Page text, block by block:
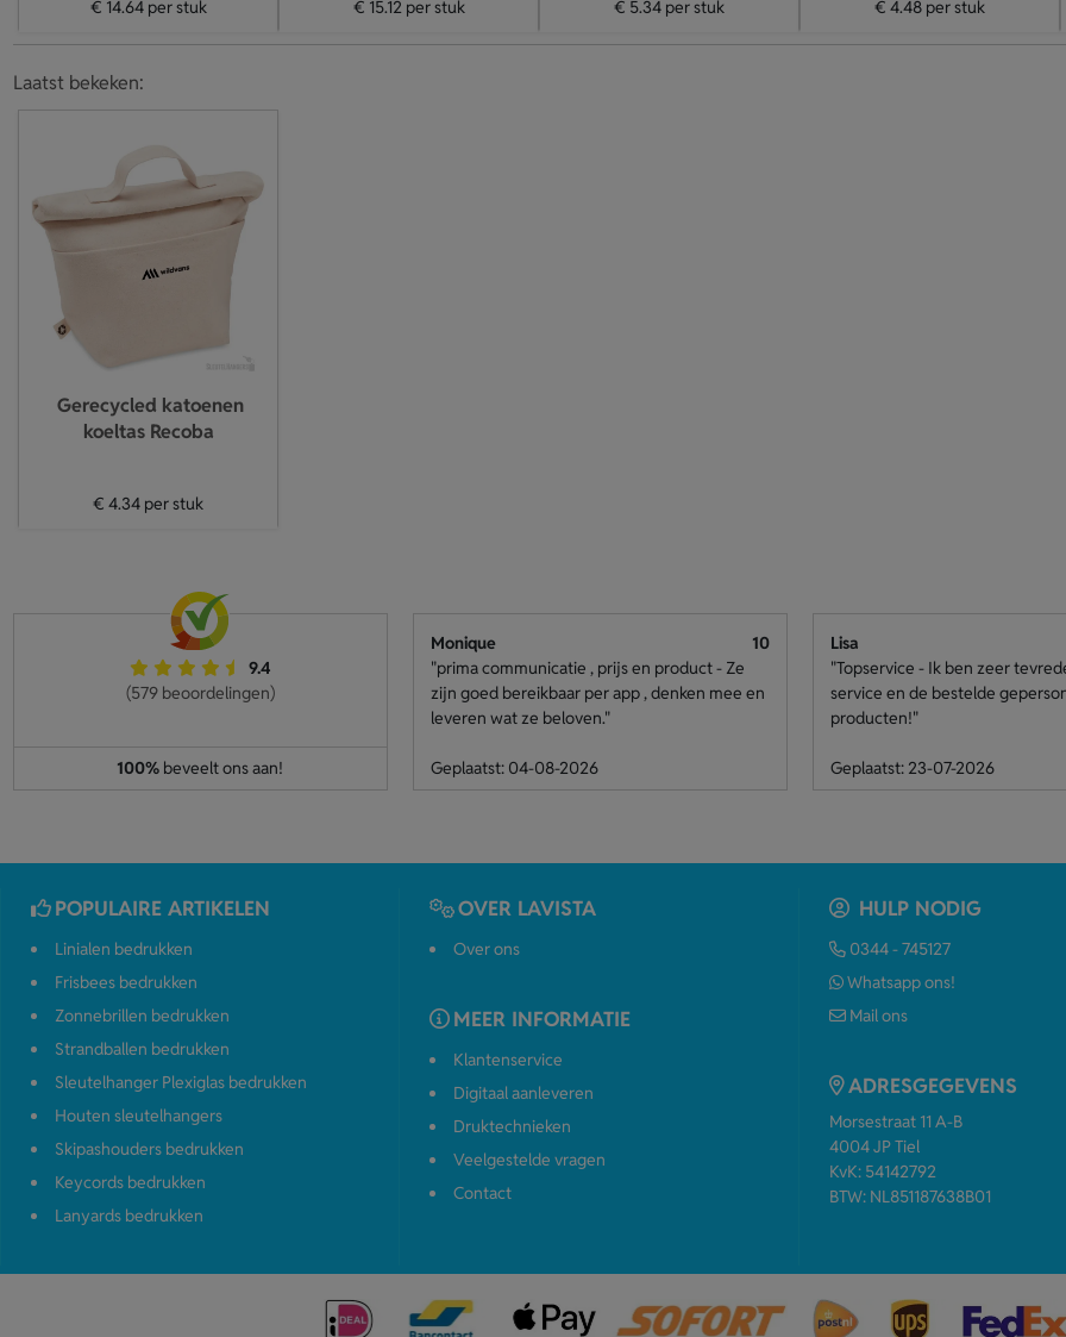
€ 14.64per stuk € 15.12per stuk € 5.34 per stuk € 4.48 per stuk
Laatst bekeken:
Gerecycled katoenen
koeltas Recoba
€ 4.34 per stuk
9.4
(579 beoordelingen)
100% beveelt ons aan!
Monique
10
"prima communicatie , prijs en product - Ze
zijn goed bereikbaar per app , denken mee en
leveren wat ze beloven."
Geplaatst: 04-08-2026
Lisa
"Topservice - Ik ben zeer
service en de bestelde
producten!"
Geplaatst: 23-07-2026
POPULAIRE ARTIKELEN
Linialen bedrukken
Frisbees bedrukken
Zonnebrillen bedrukken
Strandballen bedrukken
Sleutelhanger Plexiglas bedrukken
Houten sleutelhangers
Skipashouders bedrukken
Keycords bedrukken
Lanyards bedrukken
OVER LAVISTA
Over ons
MEER INFORMATIE
Klantenservice
Digitaal aanleveren
Druktechnieken
Veelgestelde vragen
Contact
HULP NODIG
0344 - 745127
Whatsapp ons!
Mail ons
ADRESGEGEVENS
Morsestraat 11 A-B
4004 JP Tiel
KvK: 54142792
BTW: NL851187638B01